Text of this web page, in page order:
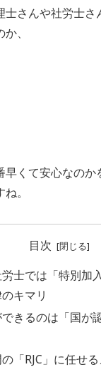
士さんや社労士
、
早くて安心なの
。
目次
士では「特別加
キマリ
きるのは「国が
「RJC」に任せ